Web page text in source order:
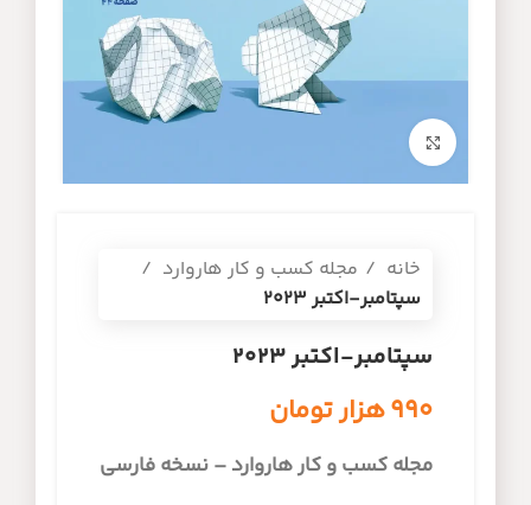
خانه
مجله کسب و کار هاروارد
سپتامبر-اکتبر ۲۰۲۳
سپتامبر-اکتبر ۲۰۲۳
۹۹۰هزار تومان
مجله کسب و کار هاروارد – نسخه فارسی